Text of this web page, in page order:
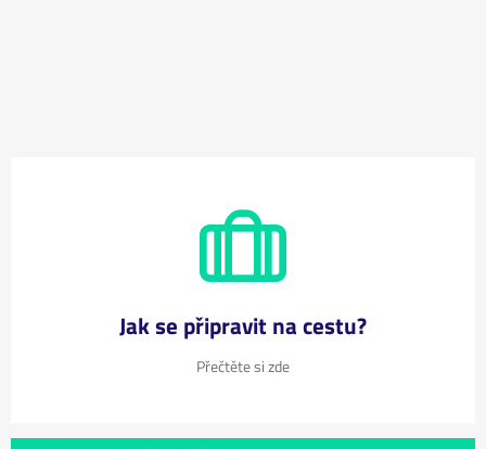
Jak se připravit na cestu?
Přečtěte si zde